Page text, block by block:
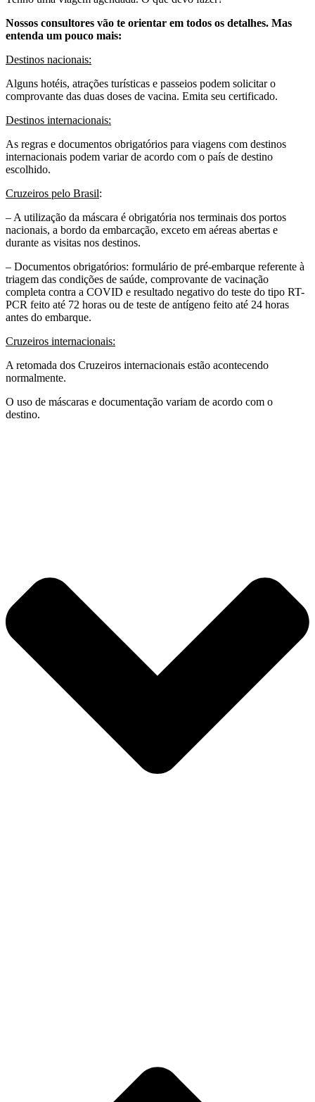
Nossos consultores vão te orientar em todos os detalhes. Mas
entenda um pouco mais:
Destinos nacionais:
Alguns hotéis, atrações turísticas e passeios podem solicitar o
comprovante das duas doses de vacina. Emita seu certificado.
Destinos internacionais:
As regras e documentos obrigatórios para viagens com destinos
internacionais podem variar de acordo com o país de destino
escolhido.
Cruzeiros pelo Brasil:
– A utilização da máscara é obrigatória nos terminais dos portos
nacionais, a bordo da embarcação, exceto em aéreas abertas e
durante as visitas nos destinos.
– Documentos obrigatórios: formulário de pré-embarque referente à
triagem das condições de saúde, comprovante de vacinação
completa contra a COVID e resultado negativo do teste do tipo RT-
PCR feito até 72 horas ou de teste de antígeno feito até 24 horas
antes do embarque.
Cruzeiros internacionais:
A retomada dos Cruzeiros internacionais estão acontecendo
normalmente.
O uso de máscaras e documentação variam de acordo com o
destino.